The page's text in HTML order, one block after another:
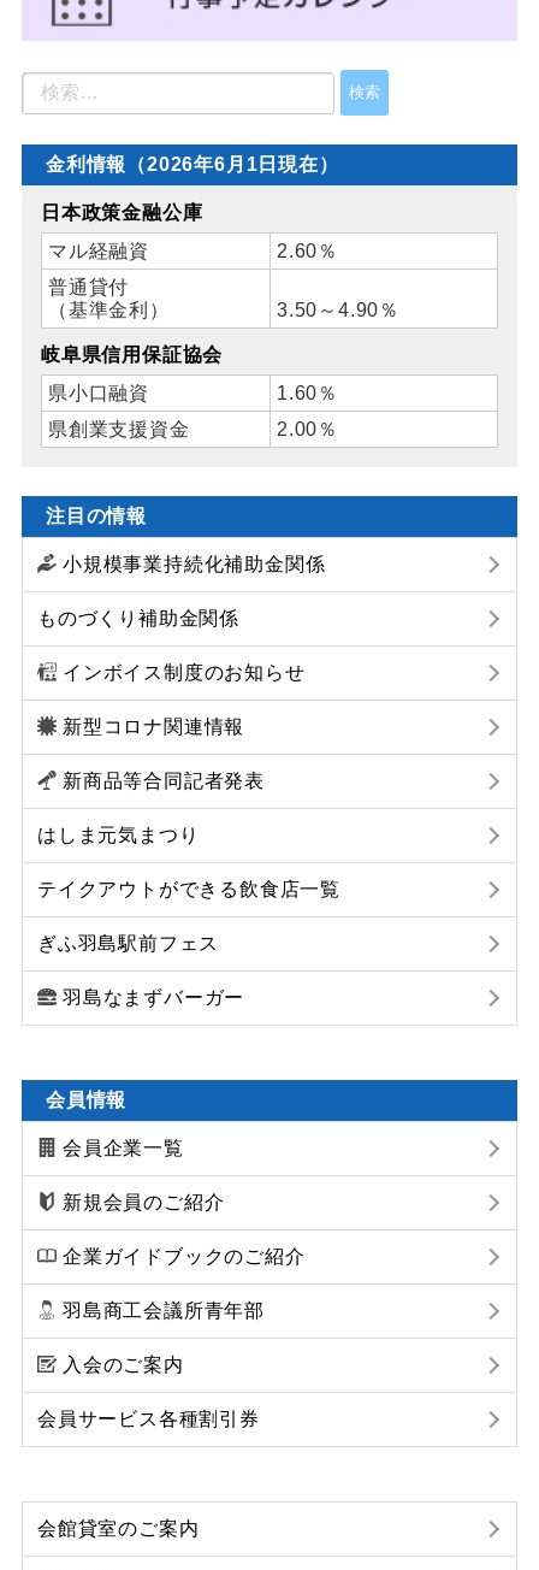
金利情報（2026年6月1日現在）
日本政策金融公庫
マル経融資
2.60％
普通貸付
（基準金利）
3.50～4.90％
岐阜県信用保証協会
県小口融資
1.60％
県創業支援資金
2.00％
注目の情報
小規模事業持続化補助金関係
ものづくり補助金関係
インボイス制度のお知らせ
新型コロナ関連情報
新商品等合同記者発表
はしま元気まつり
テイクアウトができる飲食店一覧
ぎふ羽島駅前フェス
羽島なまずバーガー
会員情報
会員企業一覧
新規会員のご紹介
企業ガイドブックのご紹介
羽島商工会議所青年部
入会のご案内
会員サービス各種割引券
会館貸室のご案内